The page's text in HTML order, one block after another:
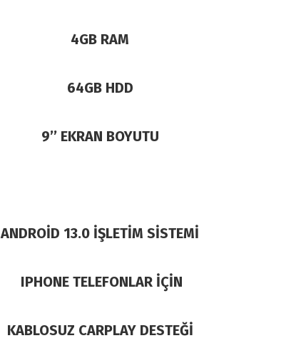
4GB RAM
64GB HDD
9’’ EKRAN BOYUTU
ANDROİD 13.0 İŞLETİM SİSTEMİ
IPHONE TELEFONLAR İÇİN
KABLOSUZ CARPLAY DESTEĞİ